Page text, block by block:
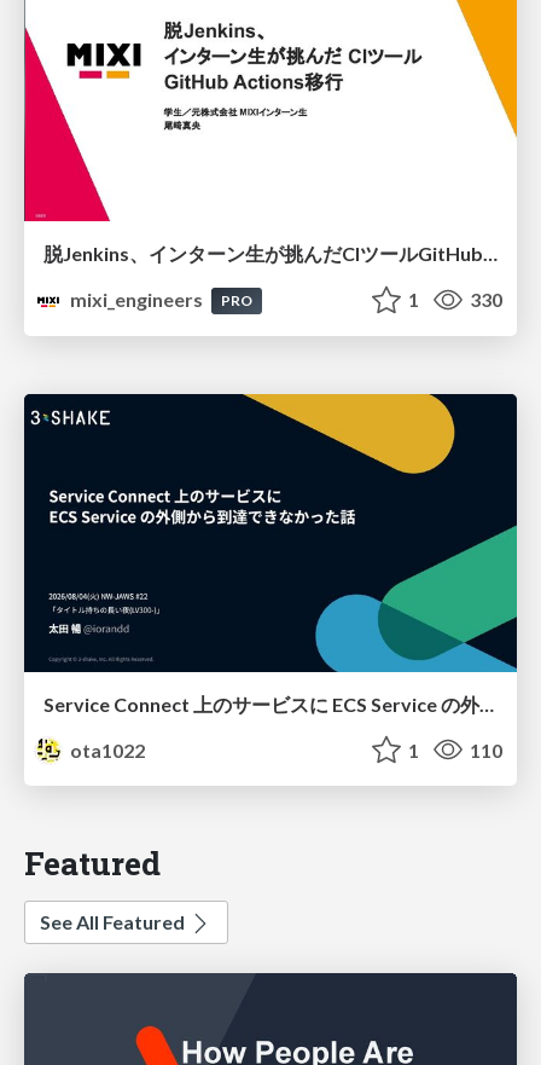
脱Jenkins、インターン生が挑んだCIツールGitHubActions移行
mixi_engineers
PRO 1 330
Service Connect 上のサービスに ECS Service の外側から到達できなかった話
ota1022
1 110
Featured
See All Featured